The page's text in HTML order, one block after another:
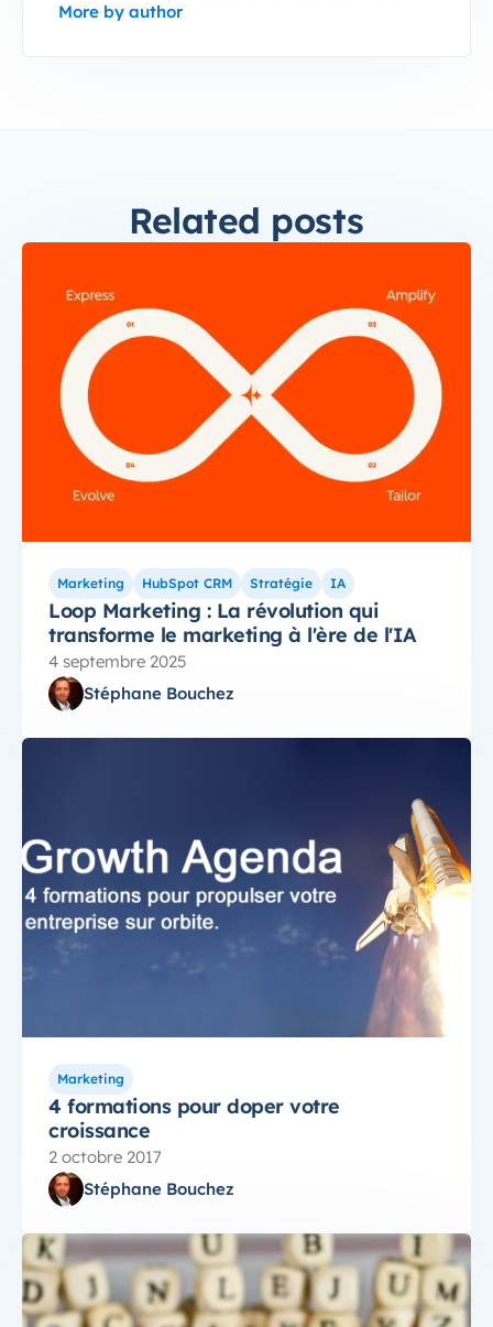
More by author
Related posts
Marketing HubSpot CRM Stratégie IA
Loop Marketing : La révolution qui
transforme le marketing à l'ère de l'IA
4 septembre 2025
Stéphane Bouchez
Marketing
4 formations pour doper votre
croissance
2 octobre 2017
Stéphane Bouchez